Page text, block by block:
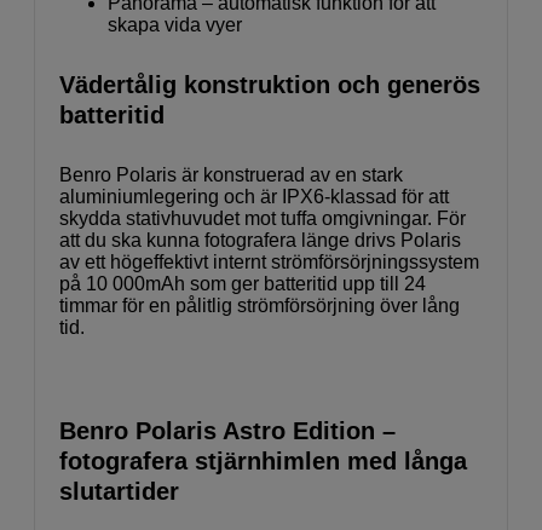
skapa vida vyer
Vädertålig konstruktion och generös
batteritid
Benro Polaris är konstruerad av en stark
aluminiumlegering och är IPX6-klassad för att
skydda stativhuvudet mot tuffa omgivningar. För
att du ska kunna fotografera länge drivs Polaris
av ett högeffektivt internt strömförsörjningssystem
på 10 000mAh som ger batteritid upp till 24
timmar för en pålitlig strömförsörjning över lång
tid.
Benro Polaris Astro Edition –
fotografera stjärnhimlen med långa
slutartider